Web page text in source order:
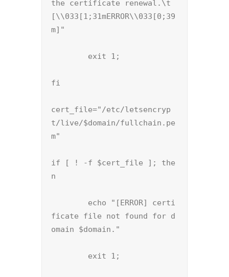
the certificate renewal.\t
[\\033[1;31mERROR\\033[0;39
m]"
exit 1;
fi
cert_file="/etc/letsencryp
t/live/$domain/fullchain.pe
m"
if [ ! -f $cert_file ]; the
n
echo "[ERROR] certi
ficate file not found for d
omain $domain."
exit 1;